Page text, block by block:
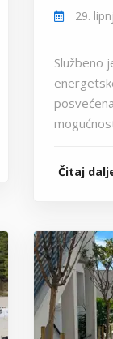
29.
Službeno
Čitaj